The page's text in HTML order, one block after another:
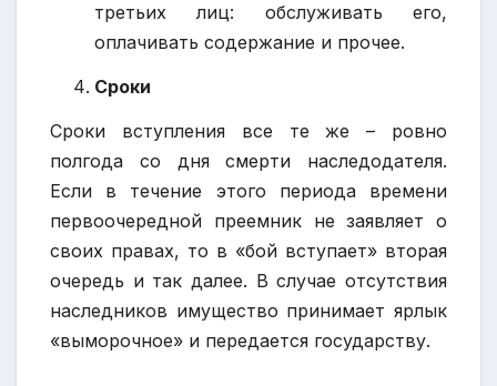
третьих лиц: обслуживать его,
оплачивать содержание и прочее.
Сроки
Сроки вступления все те же – ровно
полгода со дня смерти наследодателя.
Если в течение этого периода времени
первоочередной преемник не заявляет о
своих правах, то в «бой вступает» вторая
очередь и так далее. В случае отсутствия
наследников имущество принимает ярлык
«выморочное» и передается государству.